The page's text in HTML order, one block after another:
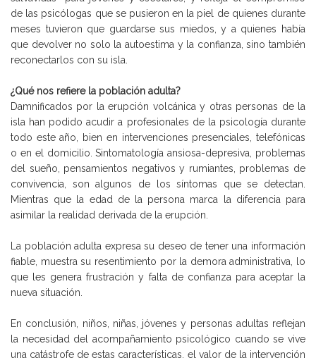
de las psicólogas que se pusieron en la piel de quienes durante
meses tuvieron que guardarse sus miedos, y a quienes había
que devolver no solo la autoestima y la confianza, sino también
reconectarlos con su isla.
¿Qué nos refiere la población adulta?
Damnificados por la erupción volcánica y otras personas de la
isla han podido acudir a profesionales de la psicología durante
todo este año, bien en intervenciones presenciales, telefónicas
o en el domicilio. Sintomatología ansiosa-depresiva, problemas
del sueño, pensamientos negativos y rumiantes, problemas de
convivencia, son algunos de los síntomas que se detectan.
Mientras que la edad de la persona marca la diferencia para
asimilar la realidad derivada de la erupción.
La población adulta expresa su deseo de tener una información
fiable, muestra su resentimiento por la demora administrativa, lo
que les genera frustración y falta de confianza para aceptar la
nueva situación.
En conclusión, niños, niñas, jóvenes y personas adultas reflejan
la necesidad del acompañamiento psicológico cuando se vive
una catástrofe de estas características, el valor de la intervención